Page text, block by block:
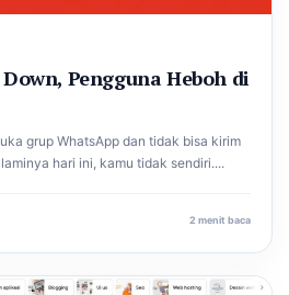
Pengguna Heboh di
grup WhatsApp dan tidak bisa kirim
hari ini, kamu tidak sendiri....
2 menit baca